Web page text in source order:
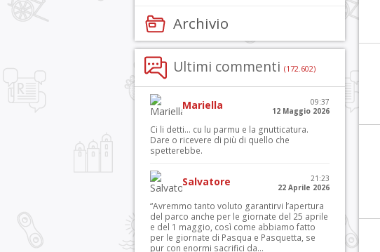
Archivio
Ultimi commenti (172.602)
Mariella
09:37
12 Maggio 2026
Ci li detti… cu lu parmu e la gnutticatura.
Dare o ricevere di più di quello che
spetterebbe.
Salvatore
21:23
22 Aprile 2026
“Avremmo tanto voluto garantirvi l’apertura
del parco anche per le giornate del 25 aprile
e del 1 maggio, così come abbiamo fatto
per le giornate di Pasqua e Pasquetta, se
pur con enormi sacrifici da...